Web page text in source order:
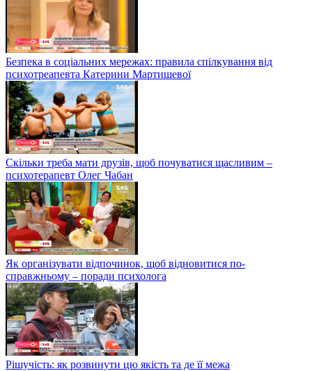
Безпека в соціальних мережах: правила спілкування від
психотреапевта Катерини Мартишевої
Скільки треба мати друзів, щоб почуватися щасливим –
психотерапевт Олег Чабан
Як організувати відпочинок, щоб відновитися по-
справжньому – поради психолога
Рішучість: як розвинути цю якість та де її межа